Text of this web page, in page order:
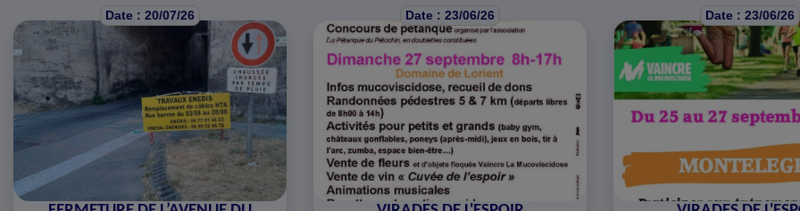
Date : 20/07/26 Date : 23/06/26 Date : 23/06/26